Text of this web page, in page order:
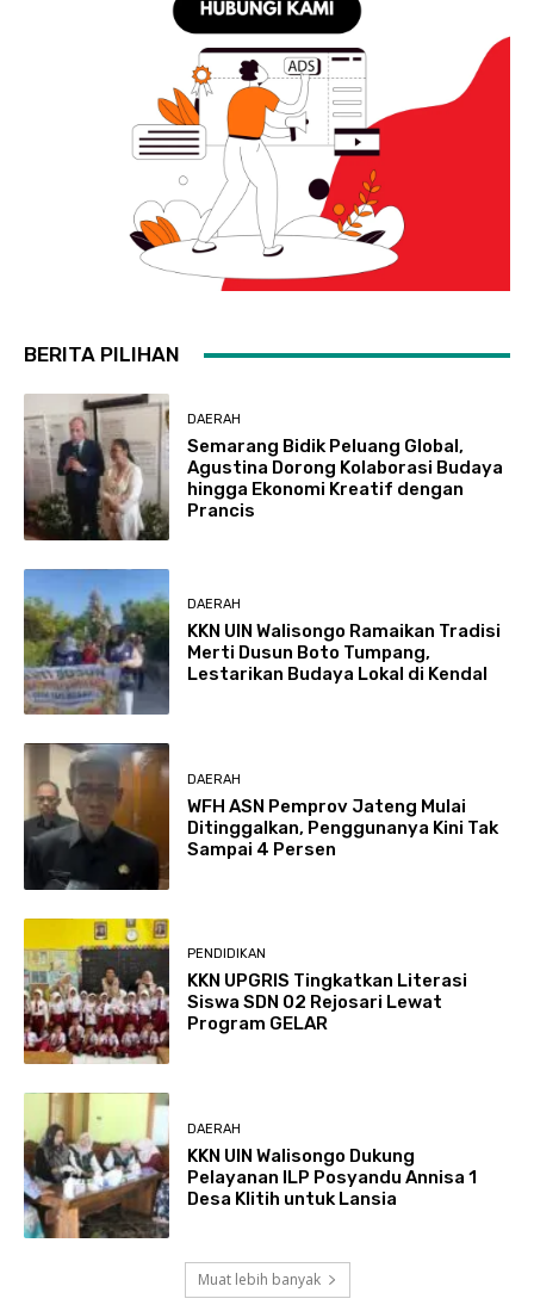
BERITA PILIHAN
DAERAH
Semarang Bidik Peluang Global,
Agustina Dorong Kolaborasi Budaya
hingga Ekonomi Kreatif dengan
Prancis
DAERAH
KKN UIN Walisongo Ramaikan Tradisi
Merti Dusun Boto Tumpang,
Lestarikan Budaya Lokal di Kendal
DAERAH
WFH ASN Pemprov Jateng Mulai
Ditinggalkan, Penggunanya Kini Tak
Sampai 4 Persen
PENDIDIKAN
KKN UPGRIS Tingkatkan Literasi
Siswa SDN 02 Rejosari Lewat
Program GELAR
DAERAH
KKN UIN Walisongo Dukung
Pelayanan ILP Posyandu Annisa 1
Desa Klitih untuk Lansia
Muat lebih banyak